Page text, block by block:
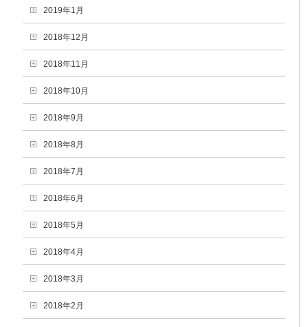
2019年1月
2018年12月
2018年11月
2018年10月
2018年9月
2018年8月
2018年7月
2018年6月
2018年5月
2018年4月
2018年3月
2018年2月